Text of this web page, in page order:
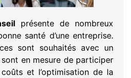
présente de nombreux
santé d’une entreprise.
sont souhaités avec un
en mesure de participer
et l’optimisation de la